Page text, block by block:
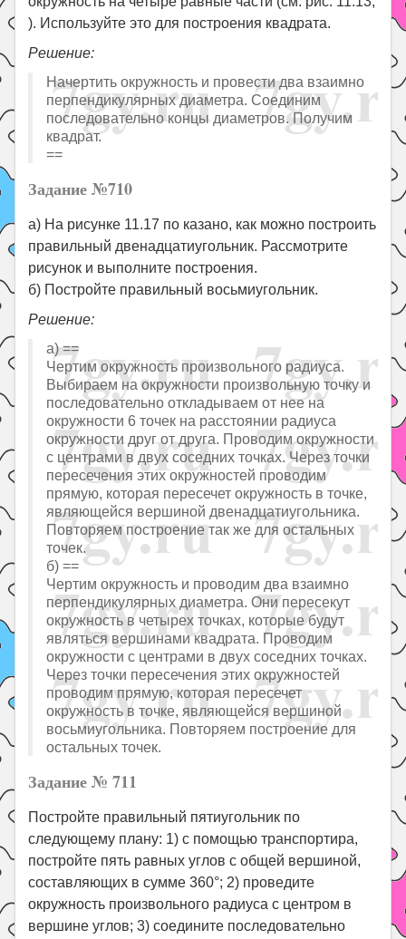
). Используйте это для построения квадрата.
Решение:
Начертить окружность и провести два взаимно
перпендикулярных диаметра. Соединим
последовательно концы диаметров. Получим
квадрат.
==
Задание №710
а) На рисунке 11.17 по казано, как можно построить
правильный двенадцатиугольник. Рассмотрите
рисунок и выполните построения.
б) Постройте правильный восьмиугольник.
Решение:
а) ==
Чертим окружность произвольного радиуса.
Выбираем на окружности произвольную точку и
последовательно откладываем от нее на
окружности 6 точек на расстоянии радиуса
окружности друг от друга. Проводим окружности
с центрами в двух соседних точках. Через точки
пересечения этих окружностей проводим
прямую, которая пересечет окружность в точке,
являющейся вершиной двенадцатиугольника.
Повторяем построение так же для остальных
точек.
б) ==
Чертим окружность и проводим два взаимно
перпендикулярных диаметра. Они пересекут
окружность в четырех точках, которые будут
являться вершинами квадрата. Проводим
окружности с центрами в двух соседних точках.
Через точки пересечения этих окружностей
проводим прямую, которая пересечет
окружность в точке, являющейся вершиной
восьмиугольника. Повторяем построение для
остальных точек.
Задание № 711
Постройте правильный пятиугольник по
следующему плану: 1) c помощью транспортира,
постройте пять равных углов с общей вершиной,
составляющих в сумме 360°; 2) проведите
окружность произвольного радиуса с центром в
вершине углов; 3) соедините последовательно